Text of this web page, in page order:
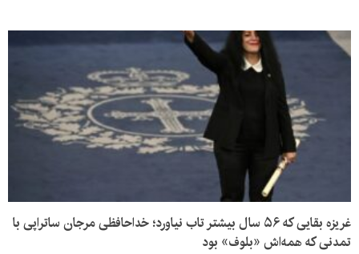
غریزه بقایی که ۵۶ سال بیشتر تاب نیاورد؛ خداحافظی مرجان ساتراپی با
تمدنی که همه‌اش «بلوف» بود